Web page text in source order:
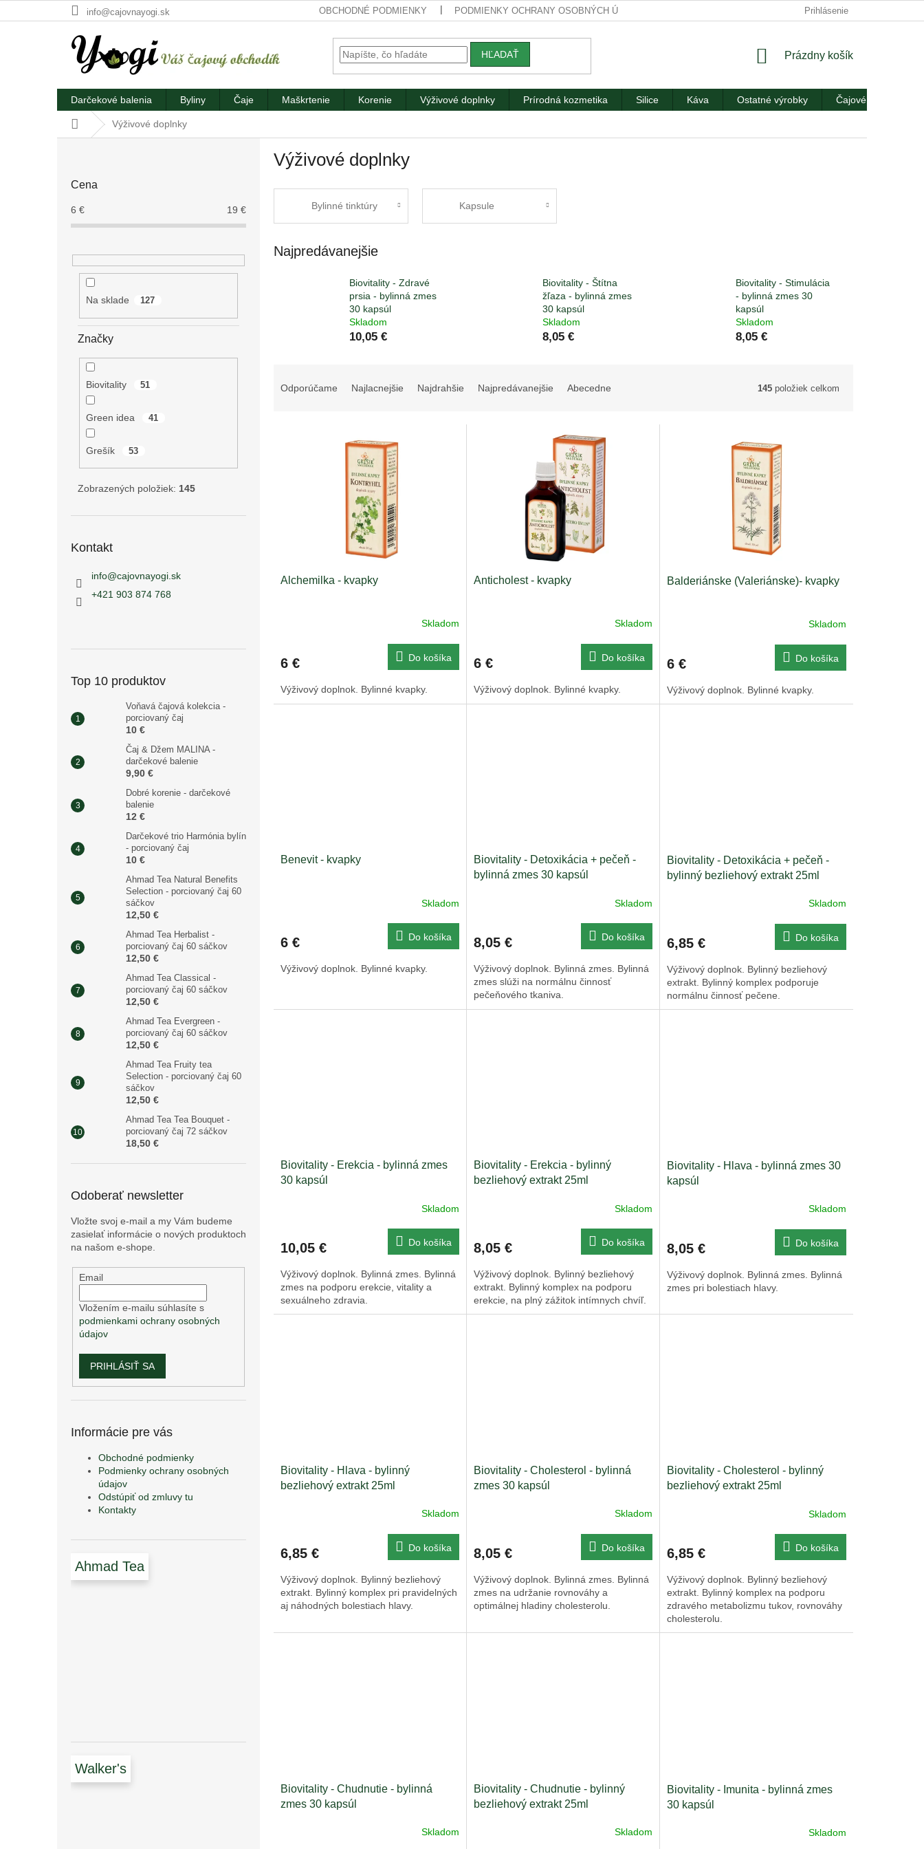
na
info@cajovnayogi.sk OBCHODNÉ PODMIENKY PODMIENKY OCHRANY OSOBNÝCH ÚDAJOV KONTAKTY
Prihlásenie
HĽADAŤ
NÁKUPNÝ
Prázdny košík
Darčekové balenia Byliny Čaje Maškrtenie Korenie Výživové doplnky Prírodná kozmetika Silice Káva Ostatné výrobky Čajové
DomovVýživové doplnky
Cena
6 € 19 €
Na sklade 127
Značky
Biovitality 51
Green idea 41
Grešík 53
Zobrazených položiek: 145
Kontakt
info@cajovnayogi.sk
+421 903 874 768
Top 10 produktov
Voňavá čajová kolekcia -
porciovaný čaj
10 €
Čaj & Džem MALINA -
darčekové balenie
9,90 €
Dobré korenie - darčekové
balenie
12 €
Darčekové trio Harmónia bylín
- porciovaný čaj
10 €
Ahmad Tea Natural Benefits
Selection - porciovaný čaj 60
sáčkov
12,50 €
Ahmad Tea Herbalist -
porciovaný čaj 60 sáčkov
12,50 €
Ahmad Tea Classical -
porciovaný čaj 60 sáčkov
12,50 €
Ahmad Tea Evergreen -
porciovaný čaj 60 sáčkov
12,50 €
Ahmad Tea Fruity tea
Selection - porciovaný čaj 60
sáčkov
12,50 €
Ahmad Tea Tea Bouquet -
porciovaný čaj 72 sáčkov
18,50 €
Odoberať newsletter
Vložte svoj e-mail a my Vám budeme
zasielať informácie o nových produktoch
na našom e-shope.
Email
Vložením e-mailu súhlasíte s
podmienkami ochrany osobných
údajov
PRIHLÁSIŤ SA
Informácie pre vás
Obchodné podmienky
Podmienky ochrany osobných
údajov
Odstúpiť od zmluvy tu
Kontakty
Ahmad Tea
Walker's
Výživové doplnky
Bylinné tinktúry Kapsule
Najpredávanejšie
Biovitality - Zdravé
prsia - bylinná zmes
30 kapsúl
Skladom
10,05 €
Biovitality - Štítna
žľaza - bylinná zmes
30 kapsúl
Skladom
8,05 €
Biovitality - Stimulácia
- bylinná zmes 30
kapsúl
Skladom
8,05 €
Odporúčame Najlacnejšie Najdrahšie Najpredávanejšie Abecedne 145 položiek celkom
Alchemilka - kvapky
Skladom
6 € Do košíka
Výživový doplnok. Bylinné kvapky.
Anticholest - kvapky
Skladom
6 € Do košíka
Výživový doplnok. Bylinné kvapky.
Balderiánske (Valeriánske)- kvapky
Skladom
6 € Do košíka
Výživový doplnok. Bylinné kvapky.
Benevit - kvapky
Skladom
6 € Do košíka
Výživový doplnok. Bylinné kvapky.
Biovitality - Detoxikácia + pečeň -
bylinná zmes 30 kapsúl
Skladom
8,05 € Do košíka
Výživový doplnok. Bylinná zmes. Bylinná
zmes slúži na normálnu činnosť
pečeňového tkaniva.
Biovitality - Detoxikácia + pečeň -
bylinný bezliehový extrakt 25ml
Skladom
6,85 € Do košíka
Výživový doplnok. Bylinný bezliehový
extrakt. Bylinný komplex podporuje
normálnu činnosť pečene.
Biovitality - Erekcia - bylinná zmes
30 kapsúl
Skladom
10,05 € Do košíka
Výživový doplnok. Bylinná zmes. Bylinná
zmes na podporu erekcie, vitality a
sexuálneho zdravia.
Biovitality - Erekcia - bylinný
bezliehový extrakt 25ml
Skladom
8,05 € Do košíka
Výživový doplnok. Bylinný bezliehový
extrakt. Bylinný komplex na podporu
erekcie, na plný zážitok intímnych chvíľ.
Biovitality - Hlava - bylinná zmes 30
kapsúl
Skladom
8,05 € Do košíka
Výživový doplnok. Bylinná zmes. Bylinná
zmes pri bolestiach hlavy.
Biovitality - Hlava - bylinný
bezliehový extrakt 25ml
Skladom
6,85 € Do košíka
Výživový doplnok. Bylinný bezliehový
extrakt. Bylinný komplex pri pravidelných
aj náhodných bolestiach hlavy.
Biovitality - Cholesterol - bylinná
zmes 30 kapsúl
Skladom
8,05 € Do košíka
Výživový doplnok. Bylinná zmes. Bylinná
zmes na udržanie rovnováhy a
optimálnej hladiny cholesterolu.
Biovitality - Cholesterol - bylinný
bezliehový extrakt 25ml
Skladom
6,85 € Do košíka
Výživový doplnok. Bylinný bezliehový
extrakt. Bylinný komplex na podporu
zdravého metabolizmu tukov, rovnováhy
cholesterolu.
Biovitality - Chudnutie - bylinná
zmes 30 kapsúl
Skladom
Biovitality - Chudnutie - bylinný
bezliehový extrakt 25ml
Skladom
Biovitality - Imunita - bylinná zmes
30 kapsúl
Skladom